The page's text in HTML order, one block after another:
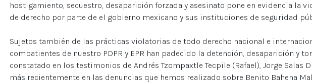
hostigamiento, secuestro, desaparición forzada y asesinato pone en evidencia la
de derecho por parte de el gobierno mexicano y sus instituciones de seguridad
Sujetos también de las prácticas violatorias de todo derecho nacional e
combatientes de nuestro PDPR y EPR han padecido la detención, desaparición y
constatado en los testimonios de Andrés Tzompaxtle Tecpile (Rafael), Jorge Salas
más recientemente en las denuncias que hemos realizado sobre Benito Bahena